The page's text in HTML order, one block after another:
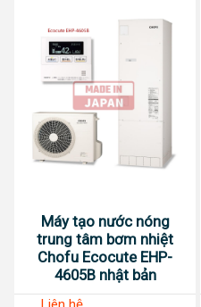
Máy tạo nước nóng
trung tâm bơm nhiệt
Chofu Ecocute EHP-
4605B nhật bản